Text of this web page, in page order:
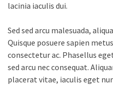
lacinia iaculis dui.
Sed sed arcu malesuada,
Quisque posuere sapien
consectetur ac. Phasellus
sed arcu nec consequat.
placerat vitae, iaculis eget